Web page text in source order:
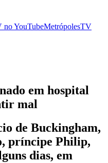
noYouTubeMetrópolesTV
em hospital
mal
de Buckingham,
príncipe Philip,
dias, em